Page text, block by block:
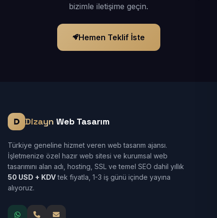
bizimle iletişime geçin.
Hemen Teklif İste
Dizayn Web Tasarım
Türkiye geneline hizmet veren web tasarım ajansı.
İşletmenize özel hazır web sitesi ve kurumsal web
tasarımını alan adı, hosting, SSL ve temel SEO dahil yıllık
50 USD + KDVtek fiyatla, 1-3 iş günü içinde yayına
alıyoruz.